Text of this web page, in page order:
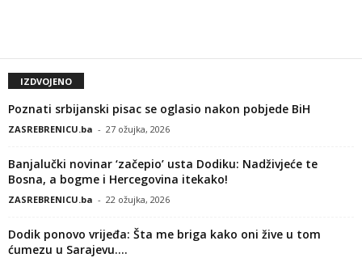
IZDVOJENO
Poznati srbijanski pisac se oglasio nakon pobjede BiH
ZASREBRENICU.ba - 27 ožujka, 2026
Banjalučki novinar ‘začepio’ usta Dodiku: Nadživjeće te
Bosna, a bogme i Hercegovina itekako!
ZASREBRENICU.ba - 22 ožujka, 2026
Dodik ponovo vrijeđa: Šta me briga kako oni žive u tom
ćumezu u Sarajevu....